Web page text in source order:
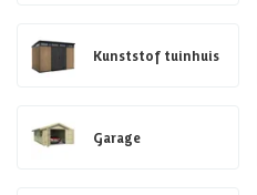
Kunststof tuinhuis
Garage